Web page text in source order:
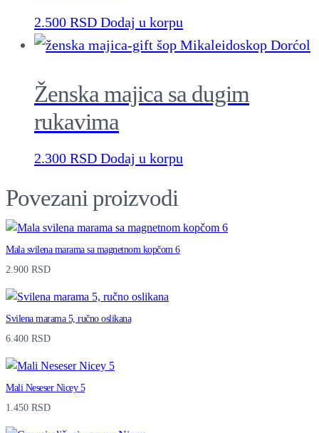
m
u
n
t
t
y
2.500 RSD Dodaj u korpu
Ženska majica sa dugim
rukavima
2.300 RSD Dodaj u korpu
Povezani proizvodi
Mala svilena marama sa magnetnom kopčom 6
2.900 RSD
Svilena marama 5, ručno oslikana
6.400 RSD
Mali Neseser Nicey 5
1.450 RSD